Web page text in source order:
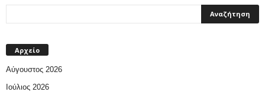
Αρχείο
Αύγουστος 2026
Ιούλιος 2026